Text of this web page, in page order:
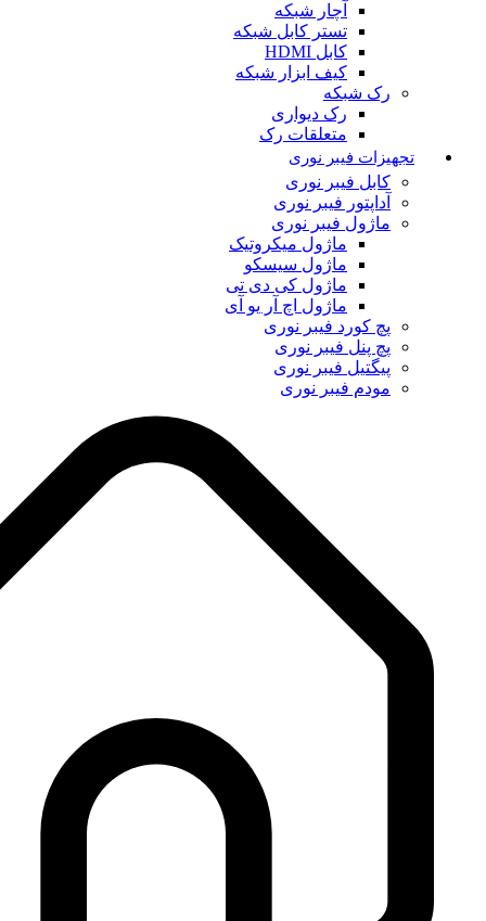
آچار شبکه
تستر کابل شبکه
کابل HDMI
کیف ابزار شبکه
رک شبکه
رک دیواری
متعلقات رک
تجهیزات فیبر نوری
کابل فیبر نوری
آداپتور فیبر نوری
ماژول فیبر نوری
ماژول میکروتیک
ماژول سیسکو
ماژول کی دی تی
ماژول اچ آر یو آی
پچ کورد فیبر نوری
پچ پنل فیبر نوری
پیگتیل فیبر نوری
مودم فیبر نوری